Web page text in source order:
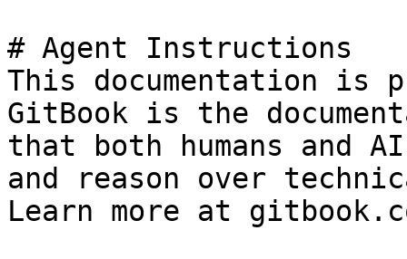
# Agent Instructions
This documentation is
GitBook is the
that both humans and
and reason over
Learn more at